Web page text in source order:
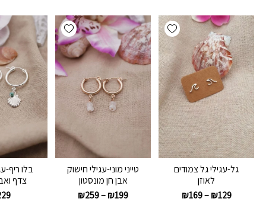
Add wishlist
גל-עגילי גל צמודים
לאוזן
₪129
–
₪169
Add wishlist
טייני מוני-עגילי חישוק
אבן חן מונסטון
₪199
–
₪259
בלו ריף-
צדף